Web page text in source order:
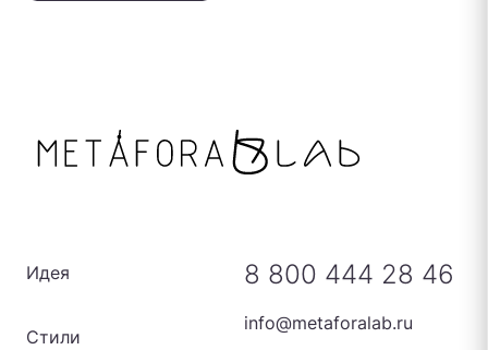
Идея
Стили
8 800 444 28 46
info@metaforalab.ru